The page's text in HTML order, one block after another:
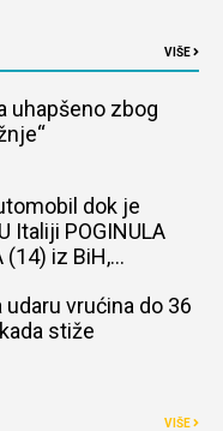
VIŠE
uhapšeno zbog
dok je
Italiji POGINULA
(14) iz BiH,
udaru vrućina do 36
stiže
VIŠE